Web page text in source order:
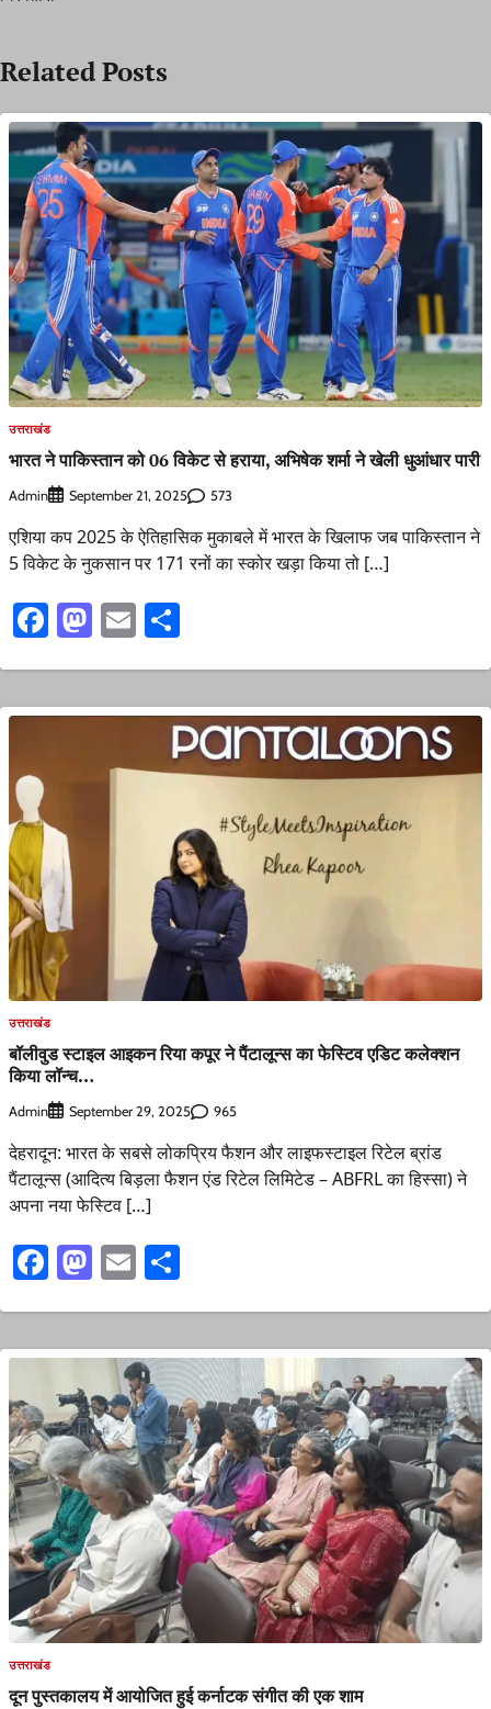
Related Posts
उत्तराखंड
भारत ने पाकिस्तान को 06 विकेट से हराया, अभिषेक शर्मा ने खेली धुआंधार पारी
Admin September 21, 2025 573
एशिया कप 2025 के ऐतिहासिक मुकाबले में भारत के खिलाफ जब पाकिस्तान ने
5 विकेट के नुकसान पर 171 रनों का स्कोर खड़ा किया तो […]
Facebook
Mastodon
Email
उत्तराखंड
बॉलीवुड स्टाइल आइकन रिया कपूर ने पैंटालून्‍स का फेस्टिव एडिट कलेक्शन
किया लॉन्च…
Admin September 29, 2025 965
देहरादून: भारत के सबसे लोकप्रिय फैशन और लाइफस्टाइल रिटेल ब्रांड
पैंटालून्‍स (आदित्य बिड़ला फैशन एंड रिटेल लिमिटेड – ABFRL का हिस्सा) ने
अपना नया फेस्टिव […]
Facebook
Mastodon
Email
उत्तराखंड
दून पुस्तकालय में आयोजित हुई कर्नाटक संगीत की एक शाम